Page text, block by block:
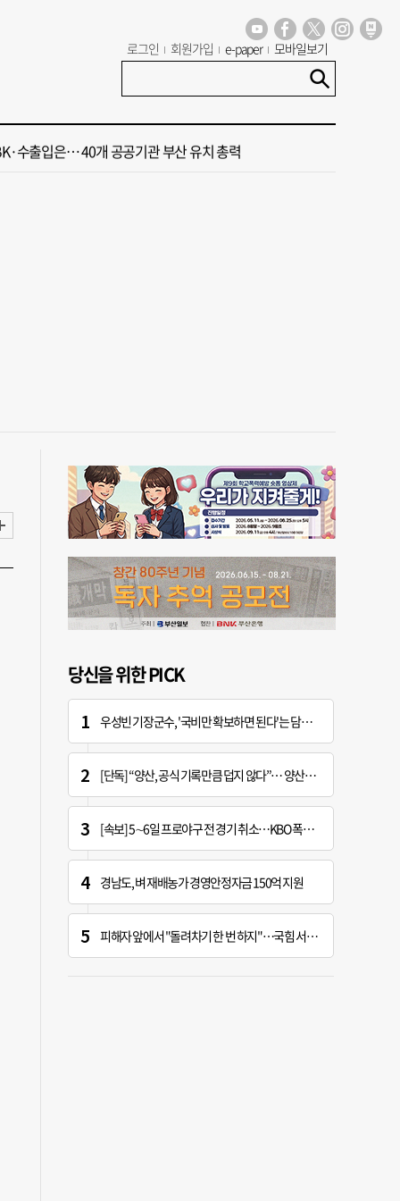
로그인 회원가입 e-paper 모바일보기
보 오늘의 운세] 8월 4일(음 6월 22일)
단체장] "북항 돔구장 차질없이 추진 부산 새로운 랜드마크 조성”
수출입은… 40개 공공기관 부산 유치 총력
당신을 위한 PICK
우성빈 기장군수, '국비만 확보하면 된다'는 담당자에 "국비는 국민의 혈세" 지적
[단독] “양산, 공식 기록만큼 덥지 않다”… 양산시, 기상청에 관측장비 이동 요청
[속보] 5∼6일 프로야구 전 경기 취소…KBO 폭염 긴급대책 회의 개최
경남도, 벼 재배농가 경영안정자금 150억 지원
피해자 앞에서 "돌려차기 한 번 하지"…국힘 서범수 황당한 망언